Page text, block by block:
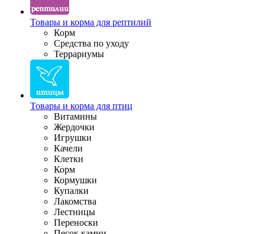
Товары и корма для рептилий
Корм
Средства по уходу
Террариумы
Товары и корма для птиц
Витамины
Жердочки
Игрушки
Качели
Клетки
Корм
Кормушки
Купалки
Лакомства
Лестницы
Переноски